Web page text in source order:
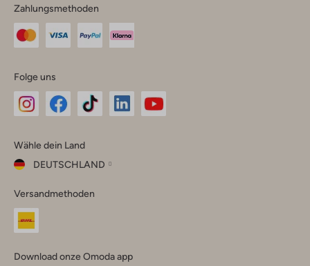
Zahlungsmethoden
Folge uns
Instagram
Facebook
TikTok
Wähle dein Land
DEUTSCHLAND
dein
Land
Versandmethoden
Download onze Omoda app